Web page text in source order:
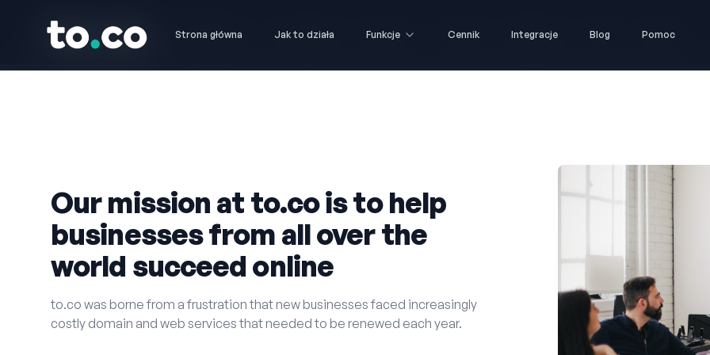
to.co Strona główna Jak to działa Funkcje Cennik Integracje Blog Pomoc
to.co Strona główna Jak to działa Funkcje Cennik Integracje Blog Pomoc
Our mission at to.co is to help
businesses from all over the
world succeed online
to.co was borne from a frustration that new businesses faced increasingly
costly domain and web services that needed to be renewed each year.